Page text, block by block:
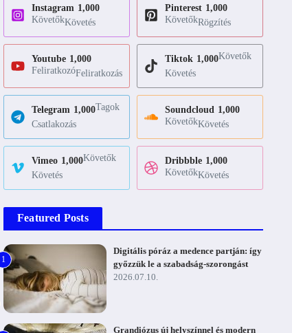
Instagram 1,000
KövetőkKövetés
Pinterest 1,000
KövetőkRögzítés
Youtube 1,000
FeliratkozóFeliratkozás
Tiktok 1,000Követők
Követés
Telegram 1,000Tagok
Csatlakozás
Soundcloud 1,000
KövetőkKövetés
Vimeo 1,000Követők
Követés
Dribbble 1,000
KövetőkKövetés
Featured Posts
1
Digitális póráz a medence partján: így
győzzük le a szabadság-szorongást
2026.07.10.
Grandiózus új helyszínnel és modern